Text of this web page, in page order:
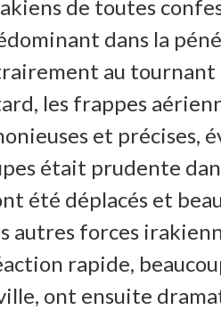
de toutes
dans la
au tournant
les frappes
et précises,
était prudente
été déplacés et
autres forces
rapide,
ont ensuite